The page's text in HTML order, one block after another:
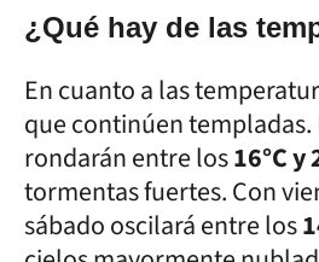
¿Qué hay de las
En cuanto a las
que continúen templadas.
rondarán entre los16°C y
tormentas fuertes. Con
sábado oscilará entre los